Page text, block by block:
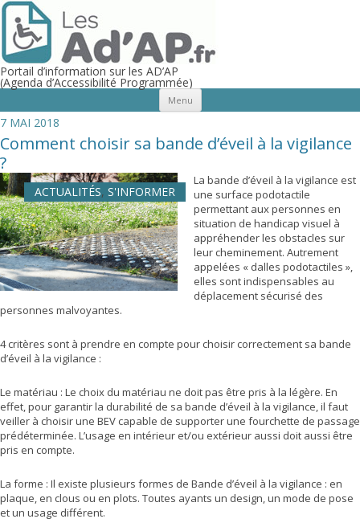
Portail d’information sur les AD’AP
(Agenda d’Accessibilité Programmée)
Menu
Aller au contenu principal
7 MAI 2018
Comment choisir sa bande d’éveil à la vigilance
?
ACTUALITÉS, S'INFORMER
La bande d’éveil à la vigilance est
une surface podotactile
permettant aux personnes en
situation de handicap visuel à
appréhender les obstacles sur
leur cheminement. Autrement
appelées « dalles podotactiles »,
elles sont indispensables au
déplacement sécurisé des
personnes malvoyantes.
4 critères sont à prendre en compte pour choisir correctement sa bande
d’éveil à la vigilance :
Le matériau : Le choix du matériau ne doit pas être pris à la légère. En
effet, pour garantir la durabilité de sa bande d’éveil à la vigilance, il faut
veiller à choisir une BEV capable de supporter une fourchette de passage
prédéterminée. L’usage en intérieur et/ou extérieur aussi doit aussi être
pris en compte.
La forme : Il existe plusieurs formes de Bande d’éveil à la vigilance : en
plaque, en clous ou en plots. Toutes ayants un design, un mode de pose
et un usage différent.